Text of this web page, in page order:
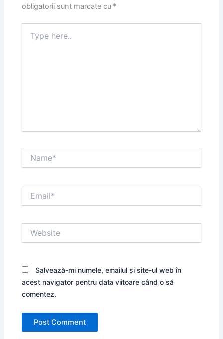
obligatorii sunt marcate cu *
here..
Salvează-mi numele, emailul și site-ul web în
acest navigator pentru data viitoare când o să
comentez.